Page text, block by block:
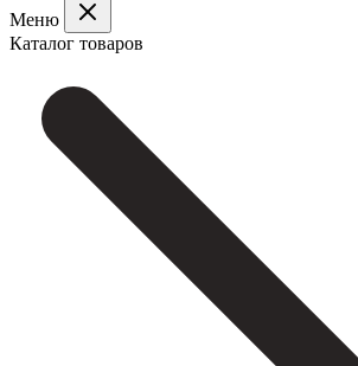
Меню
Каталог товаров